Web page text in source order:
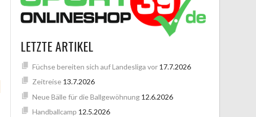
LETZTE ARTIKEL
Füchse bereiten sich auf Landesliga vor 17.7.2026
Zeitreise 13.7.2026
Neue Bälle für die Ballgewöhnung 12.6.2026
Handballcamp 12.5.2026